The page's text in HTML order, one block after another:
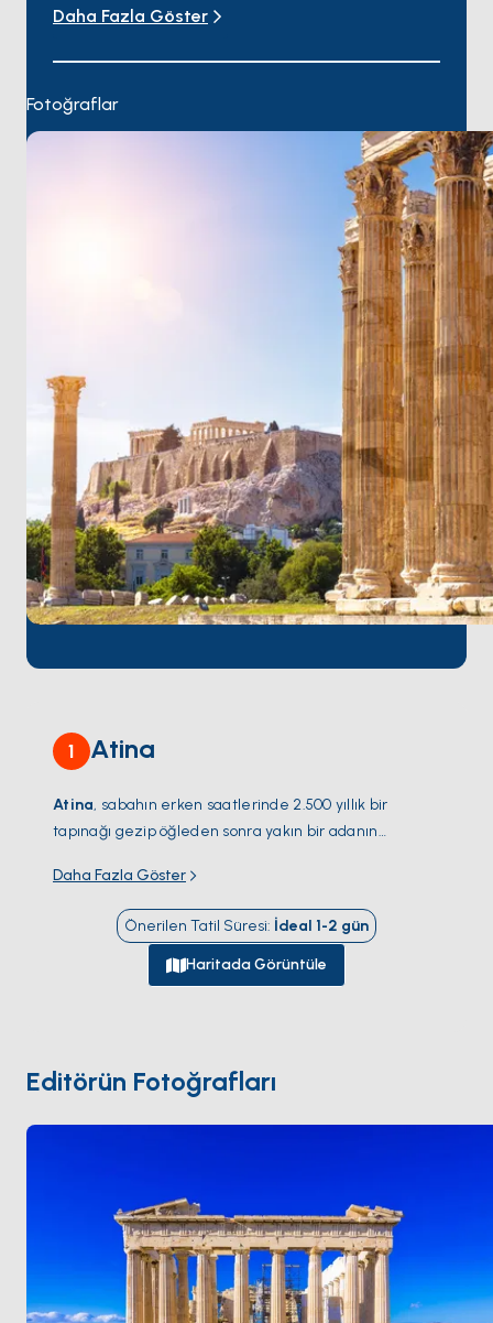
Maceranıza demokrasi ve felsefeyi doğuran şehir
karmaşasından uzakta, geleneksel köylerin ve
gün batımları ve muhteşem manzaralarıyla ünlü
ikonik adaları ziyaret edin. Dünyaca ünlü plaj
kulüplerinde dans edin ve tertemiz plajlarda güneşin
tadını çıkarın. Antik kalıntıları, orta çağ kalelerini ve
renkli ada mimarisini keşfedin. Yöresel lezzetleri
Bu unutulmaz adalar arası macerada bize katılın ve
ömür boyu sürecek anılar yaratın. Atina Uluslararası
Havaalanı en yakın varış noktasıdır. Yolculuğunuzun
başında havalimanından yapacağınız kısa bir
transfer ile unutulmaz deniz maceranıza hızlı bir
şekilde atılabilirsiniz.
Daha Fazla Göster
Fotoğraflar
1 Atina
Atina, sabahın erken saatlerinde 2.500 yıllık bir
tapınağı gezip öğleden sonra yakın bir adanın
biri. Yemek turist hattından çıktığınız anda farklılaşıyor
Mikrolimano'da taze deniz ürünleri, Pire kıyısında
saatlerce süren öğle yemekleri. Yunanistan'ın en
Alimos, şehrin güney ucunda yer
Saronik KörfeziileKiklad Adaları
batımında turuncuya çalan haliyle görürsünüz. Sezon
Nisan – Ekimarasında; yelken açmadan önce şehre
bir gün ayırmanız iyi olur.
Daha Fazla Göster
Önerilen Tatil Süresi: İdeal 1-2 gün
Haritada Görüntüle
Editörün Fotoğrafları